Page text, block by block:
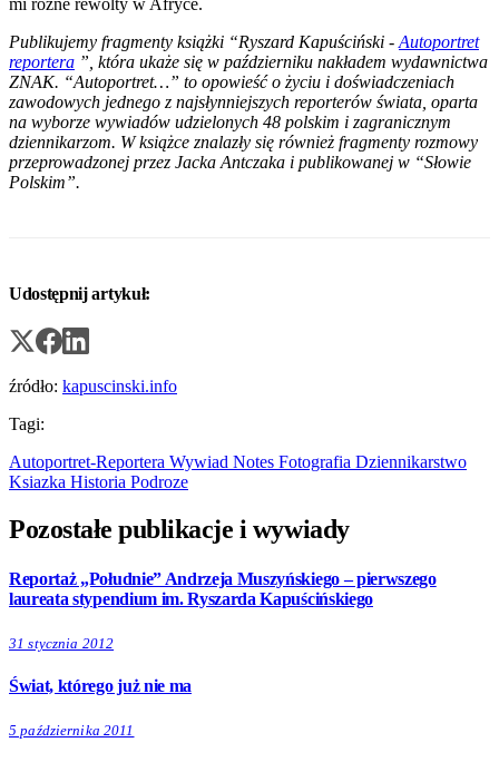
Publikujemy fragmenty książki “Ryszard Kapuściński - Autoportret
reportera ”, która ukaże się w październiku nakładem wydawnictwa
ZNAK. “Autoportret…” to opowieść o życiu i doświadczeniach
zawodowych jednego z najsłynniejszych reporterów świata, oparta
na wyborze wywiadów udzielonych 48 polskim i zagranicznym
dziennikarzom. W książce znalazły się również fragmenty rozmowy
przeprowadzonej przez Jacka Antczaka i publikowanej w “Słowie
Polskim”.
Udostępnij artykuł:
źródło: kapuscinski.info
Tagi:
Autoportret-Reportera Wywiad Notes Fotografia Dziennikarstwo
Ksiazka Historia Podroze
Pozostałe publikacje i wywiady
Reportaż „Południe” Andrzeja Muszyńskiego – pierwszego
laureata stypendium im. Ryszarda Kapuścińskiego
31 stycznia 2012
Świat, którego już nie ma
5 października 2011